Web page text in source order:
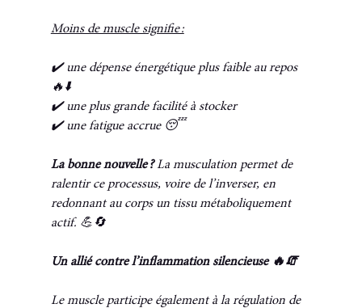
Moins de muscle signifie :
✔️ une dépense énergétique plus faible au repos
🔥⬇️
✔️ une plus grande facilité à stocker
✔️ une fatigue accrue 😴
La bonne nouvelle ? La musculation permet de
ralentir ce processus, voire de l’inverser, en
redonnant au corps un tissu métaboliquement
actif. 💪🔄
Un allié contre l’inflammation silencieuse 🔥🧯
Le muscle participe également à la régulation de